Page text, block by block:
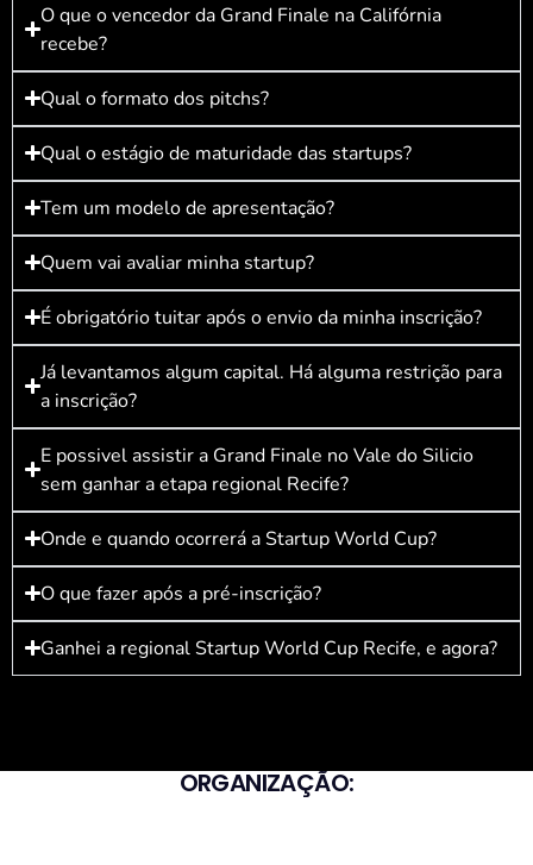
O que o vencedor da Grand Finale na Califórnia
recebe?
Qual o formato dos pitchs?
Qual o estágio de maturidade das startups?
Tem um modelo de apresentação?
Quem vai avaliar minha startup?
É obrigatório tuitar após o envio da minha inscrição?
Já levantamos algum capital. Há alguma restrição para
a inscrição?
E possivel assistir a Grand Finale no Vale do Silicio
sem ganhar a etapa regional Recife?
Onde e quando ocorrerá a Startup World Cup?
O que fazer após a pré-inscrição?
Ganhei a regional Startup World Cup Recife, e agora?
ORGANIZAÇÃO: